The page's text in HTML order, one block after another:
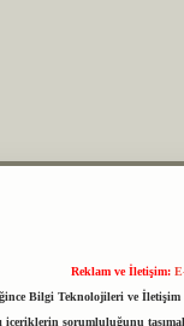
Reklam ve İletişim:
Bilgi Teknolojileri ve
içeriklerin sorumluluğunu